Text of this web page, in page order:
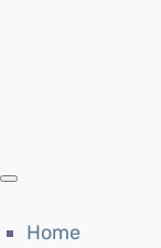
Home